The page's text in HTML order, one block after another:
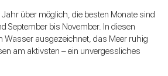
über möglich, die besten Monate sind
September bis November. In diesen
Wasser ausgezeichnet, das Meer ruhig
am aktivsten – ein unvergessliches